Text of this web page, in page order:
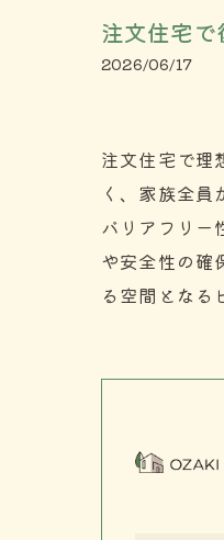
注文住宅
2026/06/17
注文住宅で理
く、家族全
バリアフリー
や安全性の確
る空間となる